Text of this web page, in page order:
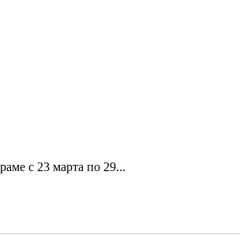
с 23 марта по 29...